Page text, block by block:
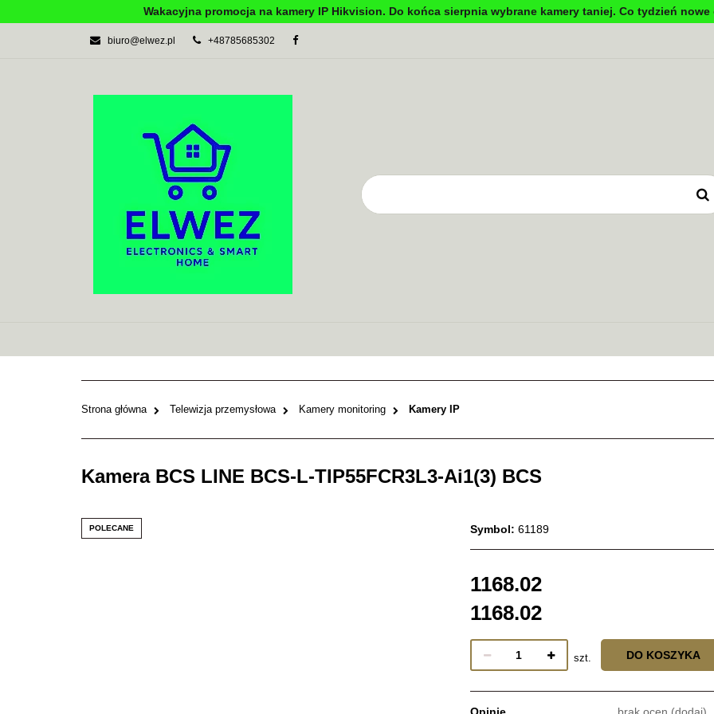
Wakacyjna promocja na kamery IP Hikvision. Do końca sierpnia wybrane kamery taniej. Co tydzień
biuro@elwez.pl +48785685302
AUTOMATYKA BUDYNKOWA
Strona główna Telewizja przemysłowa Kamery monitoring Kamery IP
Kamera BCS LINE BCS-L-TIP55FCR3L3-Ai1(3) BCS
POLECANE Symbol: 61189
1168.02
1168.02
szt. DO KOSZYKA